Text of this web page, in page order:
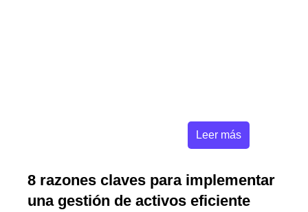
Leer más
8 razones claves para implementar
una gestión de activos eficiente